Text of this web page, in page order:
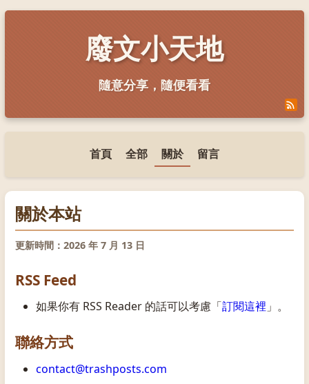
廢文小天地
隨意分享，隨便看看
首頁 全部 關於 留言
關於本站
更新時間：2026 年 7 月 13 日
RSS Feed
如果你有 RSS Reader 的話可以考慮「訂閱這裡 」。
聯絡方式
contact@trashposts.com